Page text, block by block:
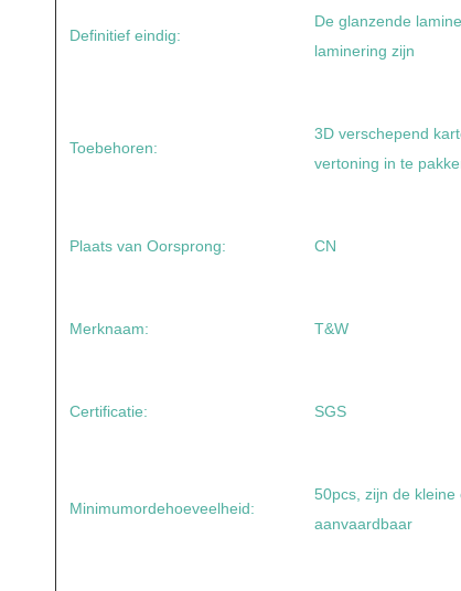
Definitief eindig:
De glanzende
laminering zijn
Toebehoren:
3D verschepend
vertoning in te
Plaats van Oorsprong: CN
Merknaam: T&W
Certificatie: SGS
Minimumordehoeveelheid:
50pcs, zijn de
aanvaardbaar